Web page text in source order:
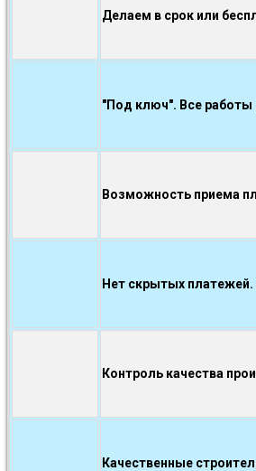
Делаем в срок или
"Под ключ". Все работы
Возможность приема
Нет скрытых платежей.
Контроль качества
Качественные